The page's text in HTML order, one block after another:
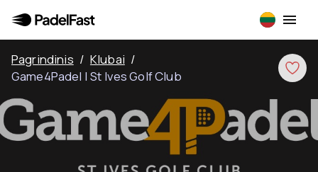
Pagrindinis / Klubai /
Game4Padel | St Ives Golf Club